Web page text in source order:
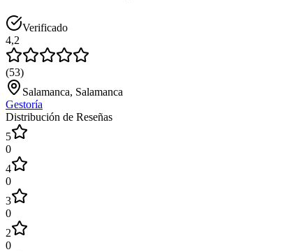
Verificado
4,2
(53)
Salamanca, Salamanca
Gestoría
Distribución de Reseñas
5
0
4
0
3
0
2
0